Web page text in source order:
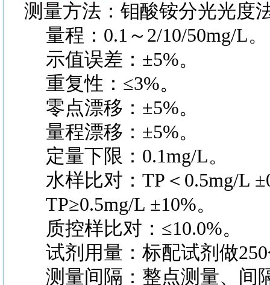
测量方法：钼酸铵分光光度
量程：0.1～2/10/50mg/L。
示值误差：±5%。
重复性：≤3%。
零点漂移：±5%。
量程漂移：±5%。
定量下限：0.1mg/L。
水样比对：TP＜0.5mg/L
TP≥0.5mg/L ±10%。
质控样比对：≤10.0%。
试剂用量：标配试剂做250
测量间隔：整点测量、间